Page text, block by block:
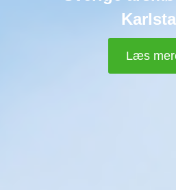
Karlstad
Læs mere